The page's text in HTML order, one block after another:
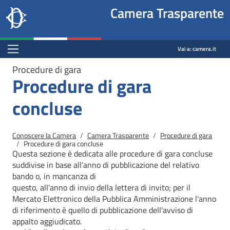
Salta al contenuto principale
Salta al menu di navigazione
Site
header
block
Camera dei deputati
Camera Trasparente
Menu Bar block
Vai a:camera.it
Procedure di gara
Procedure di gara
concluse
Briciole di pane
Conoscere la Camera Camera Trasparente Procedure di gara
Procedure di gara concluse
Questa sezione è dedicata alle procedure di gara concluse
suddivise in base all'anno di pubblicazione del relativo
bando o, in mancanza di
questo, all'anno di invio della lettera di invito; per il
Mercato Elettronico della Pubblica Amministrazione l'anno
di riferimento è quello di pubblicazione dell'avviso di
appalto aggiudicato.
Fine pagina
Salta al contenuto principale
Salta al menu di navigazione
Vai a inizio pagina